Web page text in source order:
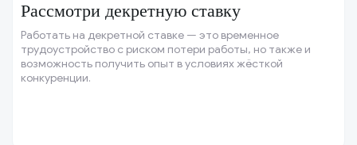
Рассмотри декретную ставку
Работать на декретной ставке — это временное
трудоустройство с риском потери работы, но также и
возможность получить опыт в условиях жёсткой
конкуренции.